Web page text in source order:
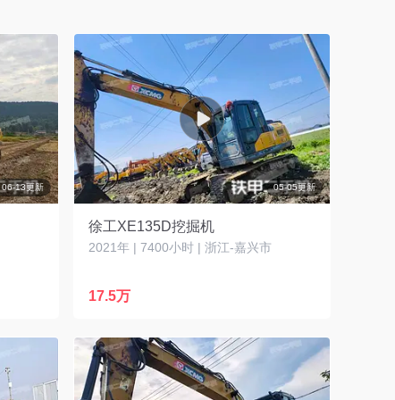
06-13更新 05-05更新
徐工XE135D挖掘机
2021年 | 7400小时 | 浙江-嘉兴市
17.5万